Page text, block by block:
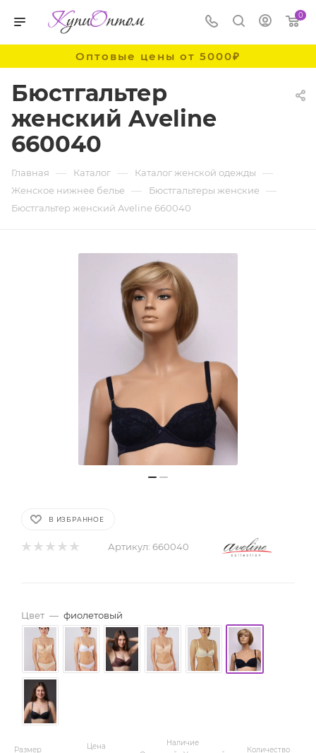
0
Оптовые цены от 5000₽
Бюстгальтер
женский Aveline
660040
Главная — Каталог — Каталог женской одежды —
Женское нижнее белье — Бюстгальтеры женские —
Бюстгальтер женский Aveline 660040
В ИЗБРАННОЕ
Артикул: 660040
Цвет — фиолетовый
Размер
Цена
Наличие
Количество